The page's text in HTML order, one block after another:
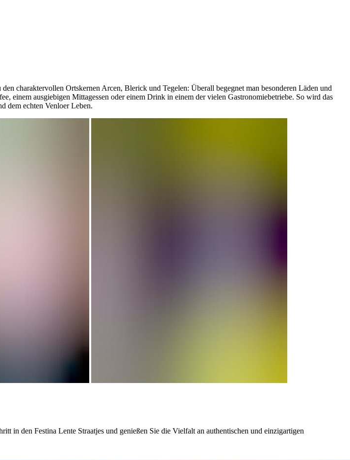
charaktervollen Ortskernen Arcen, Blerick und Tegelen: Überall begegnet man besonderen Läden und
einem ausgiebigen Mittagessen oder einem Drink in einem der vielen Gastronomiebetriebe. So wird das
dem echten Venloer Leben.
in den Festina Lente Straatjes und genießen Sie die Vielfalt an authentischen und einzigartigen